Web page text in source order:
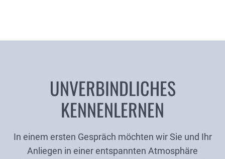
UNVERBINDLICHES
KENNENLERNEN
In einem ersten Gespräch möchten wir Sie und Ihr
Anliegen in einer entspannten Atmosphäre